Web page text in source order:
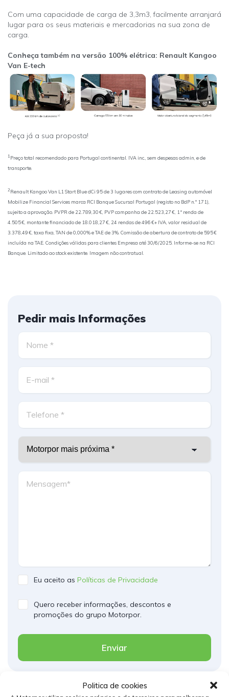
Politica de cookies
Com uma capacidade de carga de 3,3m3, facilmente arranjará
lugar para os seus materiais e mercadorias na sua zona de
carga.
Conheça também na versão 100% elétrica: Renault Kangoo
Van E-tech
Peça já a sua proposta!
1 Preço total recomendado para Portugal continental. IVA inc., sem despesas admin, e de
transporte.
2 Renault Kangoo Van L1 Start Blue dCi 95 de 3 lugares com contrato de Leasing automóvel
Mobilize Financial Services marca RCI Banque Sucursal Portugal (registo no BdP n.º 171),
sujeito a aprovação. PVPR de 22.789,30 €, PVP campanha de 22.523,27 €, 1ª renda de
4.505 €, montante financiado de 18.018,27 €, 24 rendas de 496 €+ IVA, valor residual de
3.378,49 €, taxa fixa, TAN de 0,000% e TAE de 3%. Comissão de abertura de contrato de 595 €
incluída na TAE. Condições válidas para clientes Empresa até 30/6/2025. Informe-se na RCI
Banque. Limitado ao stock existente. Imagem não contratual.
Pedir mais Informações
Eu aceito as Políticas de Privacidade
Quero receber informações, descontos e
promoções do grupo Motorpor.
Enviar